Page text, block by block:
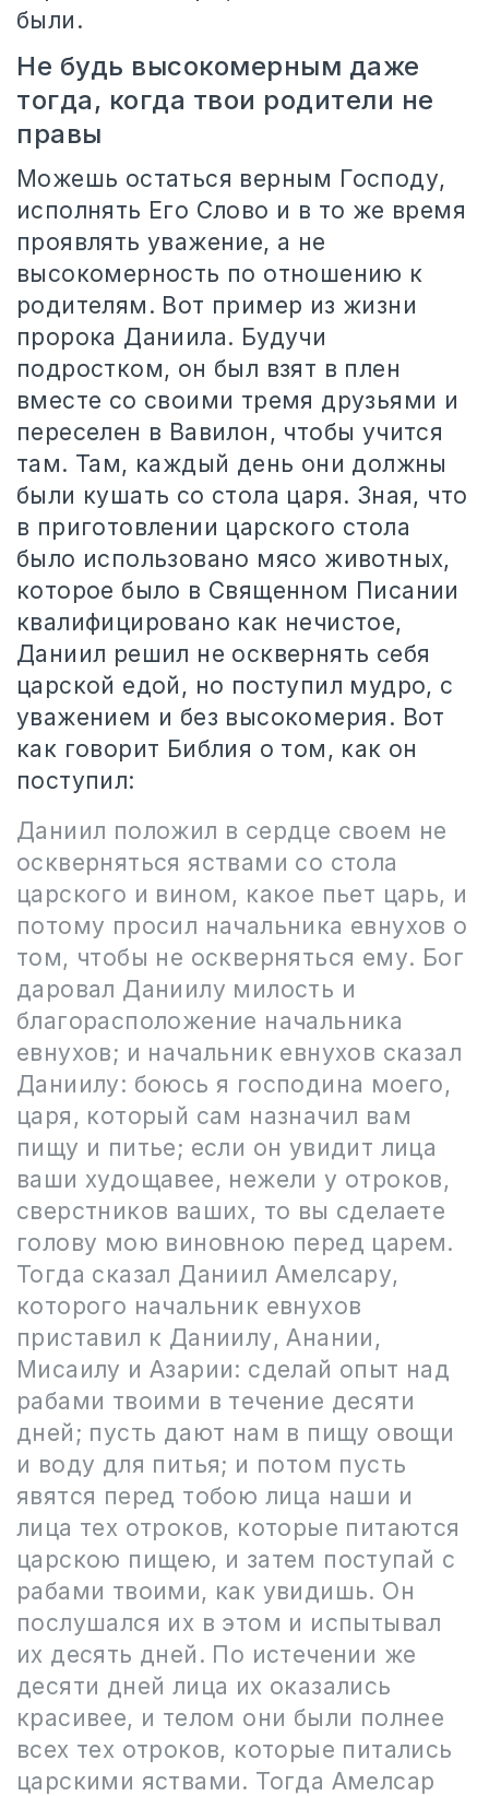
были.
Не будь высокомерным даже
тогда, когда твои родители не
правы
Можешь остаться верным Господу,
исполнять Его Слово и в то же время
проявлять уважение, а не
высокомерность по отношению к
родителям. Вот пример из жизни
пророка Даниила. Будучи
подростком, он был взят в плен
вместе со своими тремя друзьями и
переселен в Вавилон, чтобы учится
там. Там, каждый день они должны
были кушать со стола царя. Зная, что
в приготовлении царского стола
было использовано мясо животных,
которое было в Священном Писании
квалифицировано как нечистое,
Даниил решил не осквернять себя
царской едой, но поступил мудро, с
уважением и без высокомерия. Вот
как говорит Библия о том, как он
поступил:
Даниил положил в сердце своем не
оскверняться яствами со стола
царского и вином, какое пьет царь, и
потому просил начальника евнухов о
том, чтобы не оскверняться ему. Бог
даровал Даниилу милость и
благорасположение начальника
евнухов; и начальник евнухов сказал
Даниилу: боюсь я господина моего,
царя, который сам назначил вам
пищу и питье; если он увидит лица
ваши худощавее, нежели у отроков,
сверстников ваших, то вы сделаете
голову мою виновною перед царем.
Тогда сказал Даниил Амелсару,
которого начальник евнухов
приставил к Даниилу, Анании,
Мисаилу и Азарии: сделай опыт над
рабами твоими в течение десяти
дней; пусть дают нам в пищу овощи
и воду для питья; и потом пусть
явятся перед тобою лица наши и
лица тех отроков, которые питаются
царскою пищею, и затем поступай с
рабами твоими, как увидишь. Он
послушался их в этом и испытывал
их десять дней. По истечении же
десяти дней лица их оказались
красивее, и телом они были полнее
всех тех отроков, которые питались
царскими яствами. Тогда Амелсар